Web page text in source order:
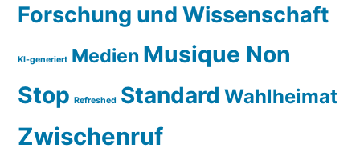
Forschung und Wissenschaft
KI-generiert Medien Musique Non
Stop Refreshed Standard Wahlheimat
Zwischenruf